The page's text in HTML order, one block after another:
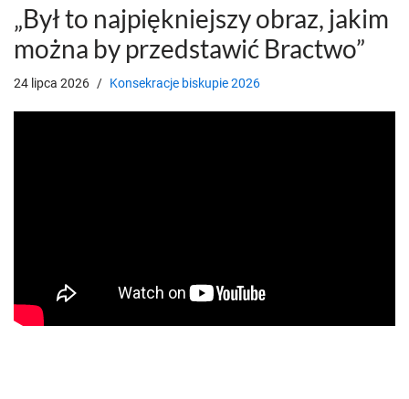
„Był to najpiękniejszy obraz, jakim
można by przedstawić Bractwo”
24 lipca 2026 Konsekracje biskupie 2026